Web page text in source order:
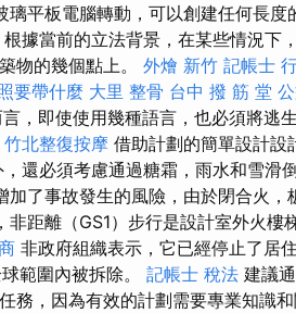
璃平板電腦轉動，可以創建任何長
據當前的立法背景，在某些情況下
物的幾個點上。 外燴 新竹 記帳士
要帶什麼 大里 整骨 台中 撥 筋 堂
，即使使用幾種語言，也必須將逃
竹北整復按摩 借助計劃的簡單設計設
還必須考慮通過糖霜，雨水和雪滑
加了事故發生的風險，由於閉合火，
非距離（GS1）步行是設計室外火樓
非政府組織表示，它已經停止了居
範圍內被拆除。 記帳士 稅法 建議
務，因為有效的計劃需要專業知識